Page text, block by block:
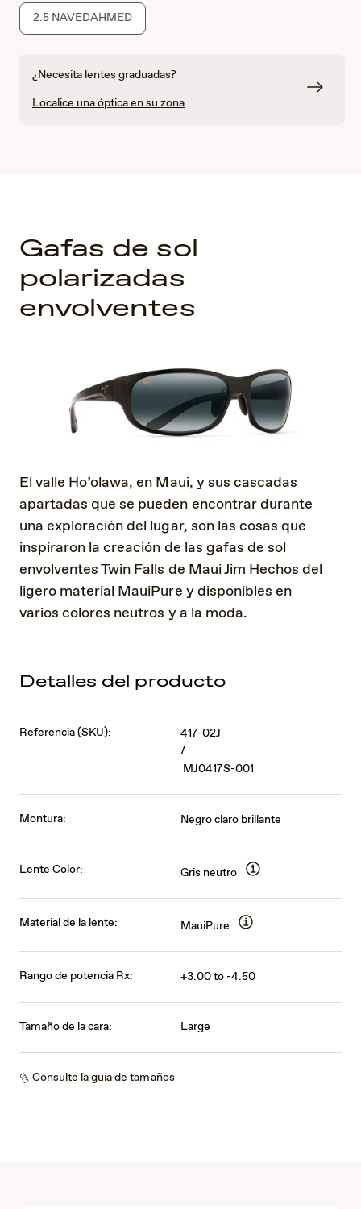
2.5 NAVEDAHMED
¿Necesita lentes graduadas?
Localice una óptica en su zona
Gafas de sol
polarizadas
envolventes
El valle Ho’olawa, en Maui, y sus cascadas
apartadas que se pueden encontrar durante
una exploración del lugar, son las cosas que
inspiraron la creación de las gafas de sol
envolventes Twin Falls de Maui Jim Hechos del
ligero material MauiPure y disponibles en
varios colores neutros y a la moda.
Detalles del producto
Referencia (SKU):
417-02J
/
MJ0417S-001
Montura: Negro claro brillante
Lente Color: Gris neutro
Material de la lente: MauiPure
Rango de potencia Rx: +3.00 to -4.50
Tamaño de la cara: Large
Consulte la guía de tamaños